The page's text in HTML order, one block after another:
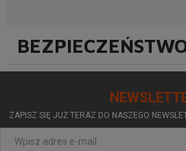
ZAPISZ SIĘ JUŻ TERAZ DO NASZEGO